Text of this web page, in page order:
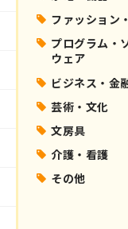
ファッション
プログラム・
ウェア
ビジネス・金
芸術・文化
文房具
介護・看護
その他